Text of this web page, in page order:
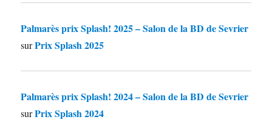
Palmarès prix Splash! 2025 – Salon de la BD de Sevrier
surPrix Splash 2025
Palmarès prix Splash! 2024 – Salon de la BD de Sevrier
surPrix Splash 2024